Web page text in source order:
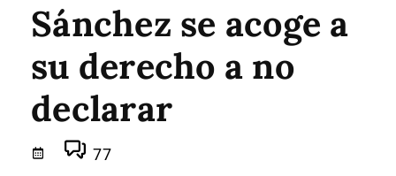
Sánchez se acoge a
su derecho a no
declarar
77